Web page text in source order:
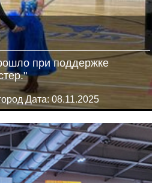
при поддержке
Дата: 08.11.2025